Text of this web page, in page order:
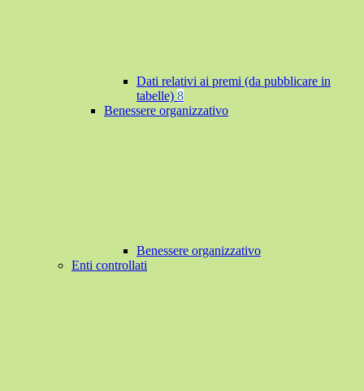
Dati relativi ai premi (da pubblicare in
tabelle) 8
Benessere organizzativo
Benessere organizzativo
Enti controllati